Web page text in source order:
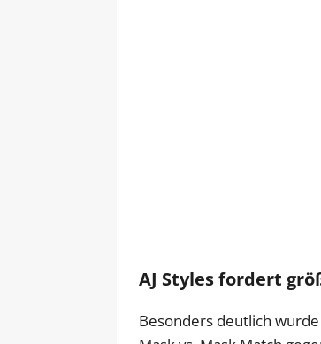
AJ Styles fordert
Besonders deutlich